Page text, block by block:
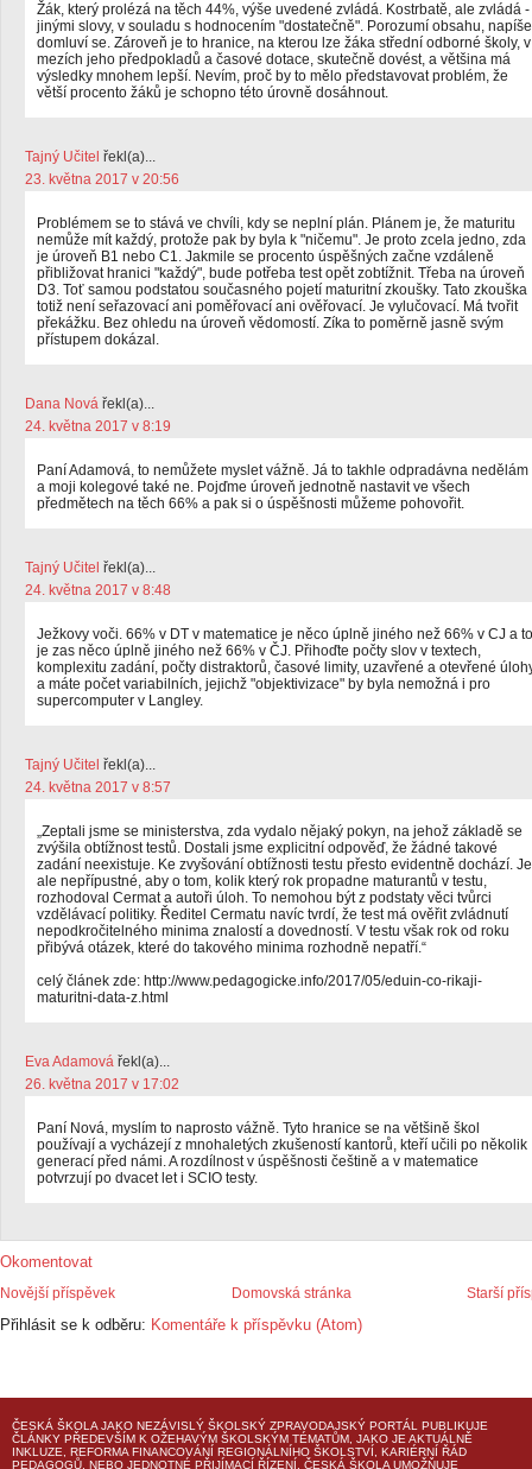
Žák, který prolézá na těch 44%, výše uvedené zvládá. Kostrbatě, ale zvládá -
jinými slovy, v souladu s hodnocením "dostatečně". Porozumí obsahu,
domluví se. Zároveň je to hranice, na kterou lze žáka střední odborné školy, v
mezích jeho předpokladů a časové dotace, skutečně dovést, a většina má
výsledky mnohem lepší. Nevím, proč by to mělo představovat problém, že
větší procento žáků je schopno této úrovně dosáhnout.
Tajný Učitel řekl(a)...
23. května 2017 v 20:56
Problémem se to stává ve chvíli, kdy se neplní plán. Plánem je, že maturitu
nemůže mít každý, protože pak by byla k "ničemu". Je proto zcela jedno, zda
je úroveň B1 nebo C1. Jakmile se procento úspěšných začne vzdáleně
přibližovat hranici "každý", bude potřeba test opět zobtížnit. Třeba na úroveň
D3. Toť samou podstatou současného pojetí maturitní zkoušky. Tato zkouška
totiž není seřazovací ani poměřovací ani ověřovací. Je vylučovací. Má tvořit
překážku. Bez ohledu na úroveň vědomostí. Zíka to poměrně jasně svým
přístupem dokázal.
Dana Nová řekl(a)...
24. května 2017 v 8:19
Paní Adamová, to nemůžete myslet vážně. Já to takhle odpradávna nedělám
a moji kolegové také ne. Pojďme úroveň jednotně nastavit ve všech
předmětech na těch 66% a pak si o úspěšnosti můžeme pohovořit.
Tajný Učitel řekl(a)...
24. května 2017 v 8:48
Ježkovy voči. 66% v DT v matematice je něco úplně jiného než 66% v CJ a to
je zas něco úplně jiného než 66% v ČJ. Přihoďte počty slov v textech,
komplexitu zadání, počty distraktorů, časové limity, uzavřené a otevřené
a máte počet variabilních, jejichž "objektivizace" by byla nemožná i pro
supercomputer v Langley.
Tajný Učitel řekl(a)...
24. května 2017 v 8:57
„Zeptali jsme se ministerstva, zda vydalo nějaký pokyn, na jehož základě se
zvýšila obtížnost testů. Dostali jsme explicitní odpověď, že žádné takové
zadání neexistuje. Ke zvyšování obtížnosti testu přesto evidentně dochází. Je
ale nepřípustné, aby o tom, kolik který rok propadne maturantů v testu,
rozhodoval Cermat a autoři úloh. To nemohou být z podstaty věci tvůrci
vzdělávací politiky. Ředitel Cermatu navíc tvrdí, že test má ověřit zvládnutí
nepodkročitelného minima znalostí a dovedností. V testu však rok od roku
přibývá otázek, které do takového minima rozhodně nepatří.“
celý článek zde: http://www.pedagogicke.info/2017/05/eduin-co-rikaji-
maturitni-data-z.html
Eva Adamová řekl(a)...
26. května 2017 v 17:02
Paní Nová, myslím to naprosto vážně. Tyto hranice se na většině škol
používají a vycházejí z mnohaletých zkušeností kantorů, kteří učili po několik
generací před námi. A rozdílnost v úspěšnosti češtině a v matematice
potvrzují po dvacet let i SCIO testy.
Okomentovat
Novější příspěvek Starší
Domovská stránka
Přihlásit se k odběru: Komentáře k příspěvku (Atom)
ČESKÁ ŠKOLA JAKO NEZÁVISLÝ ŠKOLSKÝ ZPRAVODAJSKÝ PORTÁL PUBLIKUJE
ČLÁNKY PŘEDEVŠÍM K OŽEHAVÝM ŠKOLSKÝM TÉMATŮM, JAKO JE AKTUÁLNĚ
INKLUZE, REFORMA FINANCOVÁNÍ REGIONÁLNÍHO ŠKOLSTVÍ, KARIÉRNÍ ŘÁD
PEDAGOGŮ, NEBO JEDNOTNÉ PŘIJÍMACÍ ŘÍZENÍ. ČESKÁ ŠKOLA UMOŽŇUJE